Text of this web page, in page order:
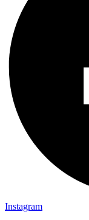
Instagram